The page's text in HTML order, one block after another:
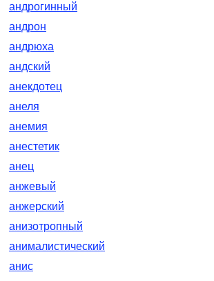
андрогинный
андрон
андрюха
андский
анекдотец
анеля
анемия
анестетик
анец
анжевый
анжерский
анизотропный
анималистический
анис